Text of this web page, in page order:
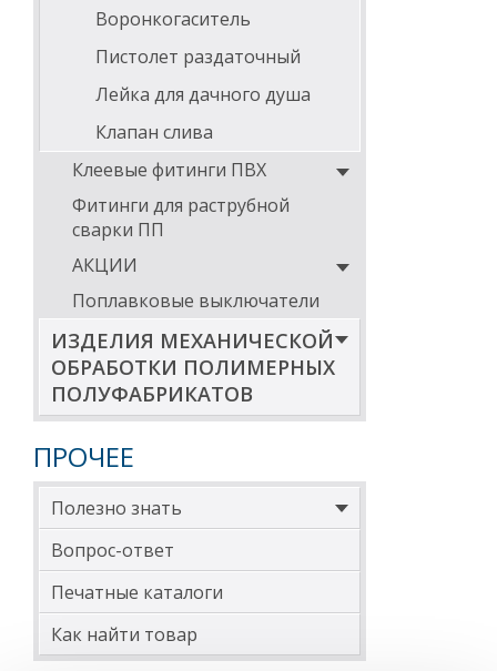
Воронкогаситель
Пистолет раздаточный
Лейка для дачного душа
Клапан слива
Клеевые фитинги ПВХ
Фитинги для раструбной
сварки ПП
АКЦИИ
Поплавковые выключатели
ИЗДЕЛИЯ МЕХАНИЧЕСКОЙ
ОБРАБОТКИ ПОЛИМЕРНЫХ
ПОЛУФАБРИКАТОВ
ПРОЧЕЕ
Полезно знать
Вопрос-ответ
Печатные каталоги
Как найти товар